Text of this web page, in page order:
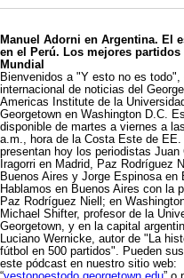
Manuel Adorni en Argentina. El
en el Perú. Los mejores partidos
Mundial
Bienvenidos a "Y esto no es
internacional de noticias del
Americas Institute de la
Georgetown en Washington D.C.
disponible de martes a viernes a
a.m., hora de la Costa Este de EE.
presentan hoy los periodistas Juan
Iragorri en Madrid, Paz Rodríguez
Buenos Aires y Jorge Espinosa en
Hablamos en Buenos Aires con la
Paz Rodríguez Niell; en
Michael Shifter, profesor de la
Georgetown, y en la capital
Luciano Wernicke, autor de "La
fútbol en 500 partidos". Pueden
este pódcast en nuestro sitio web: